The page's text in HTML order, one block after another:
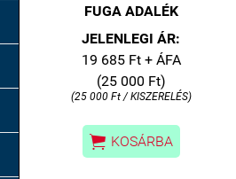
FUGA ADALÉK
JELENLEGI ÁR:
19 685 Ft + ÁFA
(25 000 Ft)
(25 000 Ft / KISZERELÉS)
 KOSÁRBA